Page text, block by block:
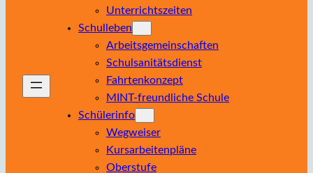
Unterrichtszeiten
Schulleben
Arbeitsgemeinschaften
Schulsanitätsdienst
Fahrtenkonzept
MINT-freundliche Schule
Schülerinfo
Wegweiser
Kursarbeitenpläne
Oberstufe